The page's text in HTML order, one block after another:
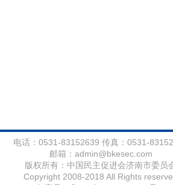
电话：0531-83152639 传真：0531-
邮箱： admin@bkesec.com
版权所有：中国民主促进会济南市委员
Copyright 2008-2018 All Rights